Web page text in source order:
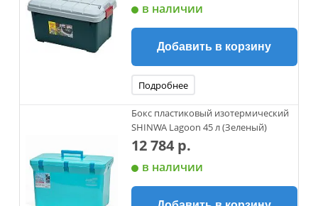
в наличии
Добавить в корзину
Подробнее
Бокс пластиковый изотермический
SHINWA Lagoon 45 л (Зеленый)
12 784 р.
в наличии